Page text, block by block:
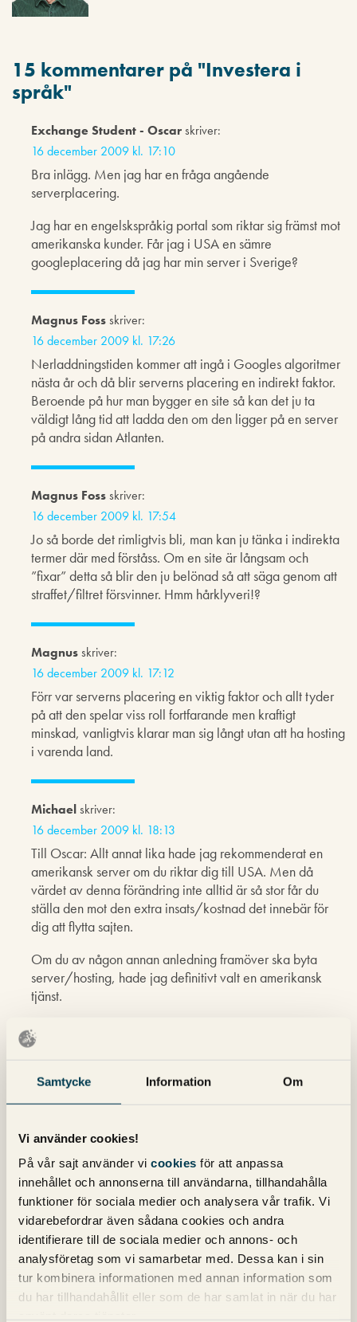
Samtycke Information Om
Vi använder cookies!
På vår sajt använder vi cookies för att anpassa
innehållet och annonserna till användarna, tillhandahålla
funktioner för sociala medier och analysera vår trafik. Vi
vidarebefordrar även sådana cookies och andra
identifierare till de sociala medier och annons- och
analysföretag som vi samarbetar med. Dessa kan i sin
tur kombinera informationen med annan information som
du har tillhandahållit eller som de har samlat in när du har
15 kommentarer på "Investera i
språk"
Exchange Student - Oscarskriver:
16 december 2009 kl. 17:10
Bra inlägg. Men jag har en fråga angående
serverplacering.
Jag har en engelskspråkig portal som riktar sig främst mot
amerikanska kunder. Får jag i USA en sämre
googleplacering då jag har min server i Sverige?
Magnus Fossskriver:
16 december 2009 kl. 17:26
Nerladdningstiden kommer att ingå i Googles algoritmer
nästa år och då blir serverns placering en indirekt faktor.
Beroende på hur man bygger en site så kan det ju ta
väldigt lång tid att ladda den om den ligger på en server
på andra sidan Atlanten.
Magnus Fossskriver:
16 december 2009 kl. 17:54
Jo så borde det rimligtvis bli, man kan ju tänka i indirekta
termer där med förståss. Om en site är långsam och
”fixar” detta så blir den ju belönad så att säga genom att
straffet/filtret försvinner. Hmm hårklyveri!?
Magnusskriver:
16 december 2009 kl. 17:12
Förr var serverns placering en viktig faktor och allt tyder
på att den spelar viss roll fortfarande men kraftigt
minskad, vanligtvis klarar man sig långt utan att ha hosting
i varenda land.
Michaelskriver:
16 december 2009 kl. 18:13
Till Oscar: Allt annat lika hade jag rekommenderat en
amerikansk server om du riktar dig till USA. Men då
värdet av denna förändring inte alltid är så stor får du
ställa den mot den extra insats/kostnad det innebär för
dig att flytta sajten.
Om du av någon annan anledning framöver ska byta
server/hosting, hade jag definitivt valt en amerikansk
tjänst.
16 december 2009 kl. 18:17
Magnus
skriver:
16 december 2009 kl. 17:43
Ja det låter mycket rimligt men det är svårt att spekulera i
hur mycket det kommer att påverka. Jag ser framför mig
att det i huvudsak handlar om att straffa riktigt långsamma
siter snarare än att belöna dom som är snabba.